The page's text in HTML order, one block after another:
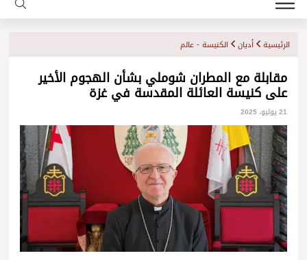
الرئيسية أديان الكنيسة - عالم
مقابلة مع المطران شوملي بشأن الهجوم الأخير
على كنيسة العائلة المقدسة في غزة
21 يوليو، 2025